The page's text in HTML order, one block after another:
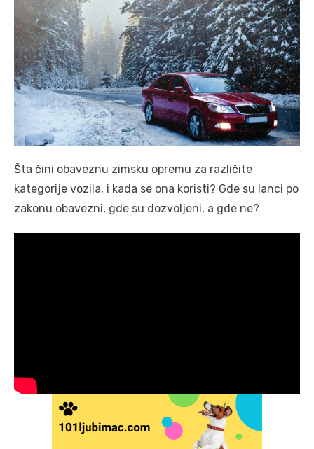
Šta čini obaveznu zimsku opremu za različite
kategorije vozila, i kada se ona koristi? Gde su lanci po
zakonu obavezni, gde su dozvoljeni, a gde ne?